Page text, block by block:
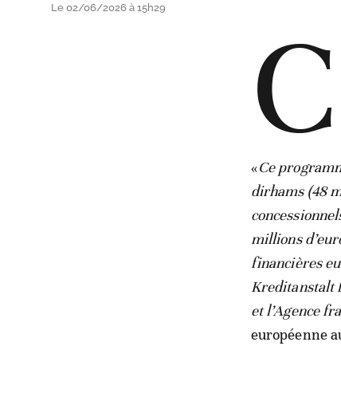
Le 02/06/2026 à 15h29 C
«Ce
dirhams (48
millions
financières
Kreditanstalt
et l’Agence
européenne